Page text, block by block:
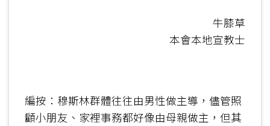
牛膝草
本會本地宣教士
編按：穆斯林群體往往由男性做主導，儘管照
顧小朋友、家裡事務都好像由母親做主，但其